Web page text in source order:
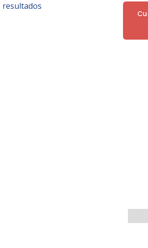
resultados